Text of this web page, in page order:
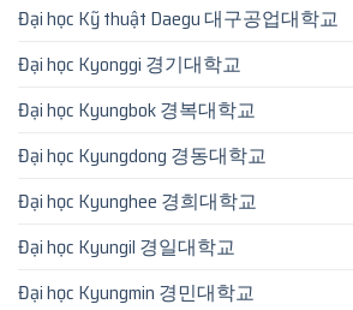
Đại học Kỹ thuật Daegu 대구공업대학교
Đại học Kyonggi 경기대학교
Đại học Kyungbok 경복대학교
Đại học Kyungdong 경동대학교
Đại học Kyunghee 경희대학교
Đại học Kyungil 경일대학교
Đại học Kyungmin 경민대학교